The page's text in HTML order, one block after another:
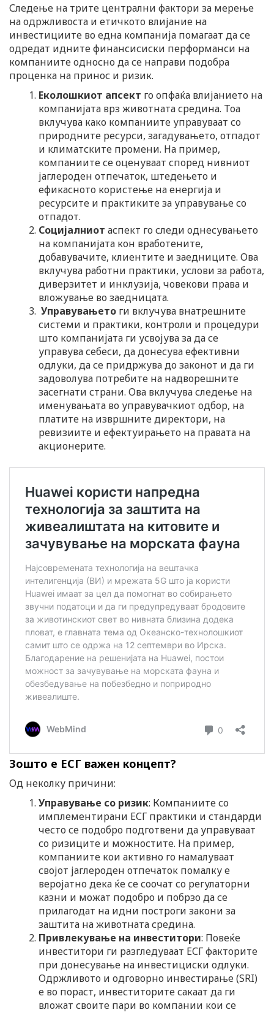
Следење на трите централни фактори за мерење
на одржливоста и етичкото влијание на
инвестициите во една компанија помагаат да се
одредат идните финансисиски перформанси на
компаниите односно да се направи подобра
проценка на принос и ризик.
Еколошкиот апсект го опфаќа влијанието на
компанијата врз животната средина. Тоа
вклучува како компаниите управуваат со
природните ресурси, загадувањето, отпадот
и климатските промени. На пример,
компаниите се оценуваат според нивниот
јаглероден отпечаток, штедењето и
ефикасното користење на енергија и
ресурсите и практиките за управување со
отпадот.
Социјалниот аспект го следи однесувањето
на компанијата кон вработените,
добавувачите, клиентите и заедниците. Ова
вклучува работни практики, услови за работа,
диверзитет и инклузија, човекови права и
вложување во заедницата.
Управувањето ги вклучува внатрешните
системи и практики, контроли и процедури
што компанијата ги усвојува за да се
управува себеси, да донесува ефективни
одлуки, да се придржува до законот и да ги
задоволува потребите на надворешните
засегнати страни. Ова вклучува следење на
именувањата во управувачкиот одбор, на
платите на извршните директори, на
ревизиите и ефектуирањето на правата на
акционерите.
Зошто е ЕСГ важен концепт?
Од неколку причини:
Управување со ризик: Компаниите со
имплементирани ЕСГ практики и стандарди
често се подобро подготвени да управуваат
со ризиците и можностите. На пример,
компаниите кои активно го намалуваат
својот јаглероден отпечаток помалку е
веројатно дека ќе се соочат со регулаторни
казни и можат подобро и побрзо да се
прилагодат на идни построги закони за
заштита на животната средина.
Привлекување на инвеститори: Повеќе
инвеститори ги разгледуваат ЕСГ факторите
при донесување на инвестициски одлуки.
Одржливото и одговорно инвестирање (SRI)
е во пораст, инвеститорите сакаат да ги
вложат своите пари во компании кои се